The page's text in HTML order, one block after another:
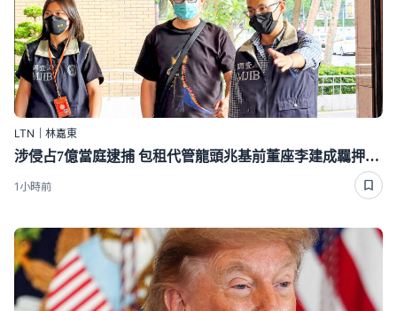
LTN｜林嘉東
涉侵占7億當庭逮捕 包租代管龍頭兆基前董座李建成羈押禁見
1小時前